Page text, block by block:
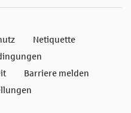
Netiquette
Barriere melden